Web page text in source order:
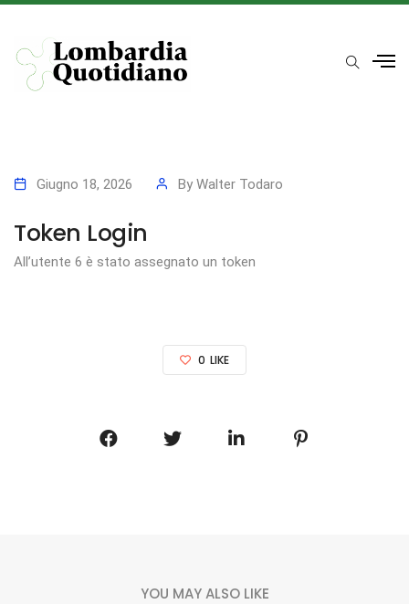
Giugno 18, 2026 By Walter Todaro
Token Login
All’utente 6 è stato assegnato un token
0 LIKE
YOU MAY ALSO LIKE